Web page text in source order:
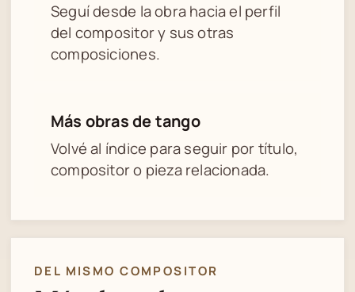
Seguí desde la obra hacia el perfil
del compositor y sus otras
composiciones.
Más obras de tango
Volvé al índice para seguir por título,
compositor o pieza relacionada.
DEL MISMO COMPOSITOR